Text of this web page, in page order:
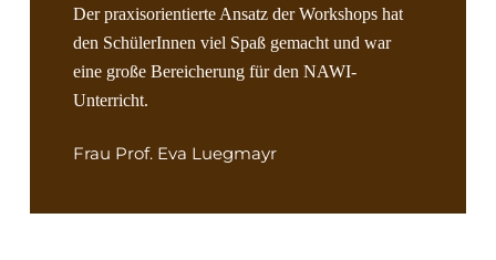
Der praxisorientierte Ansatz der Workshops hat
den SchülerInnen viel Spaß gemacht und war
eine große Bereicherung für den NAWI-
Unterricht.
Frau Prof. Eva Luegmayr